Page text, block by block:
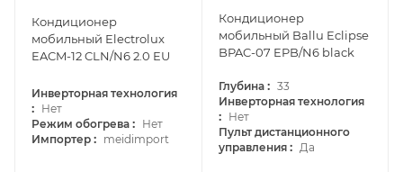
Кондиционер
мобильный Electrolux
EACM-12 CLN/N6 2.0 EU
Инверторная технология
: Нет
Режим обогрева : Нет
Импортер : meidimport
Кондиционер
мобильный Ballu Eclipse
BPAC-07 EPB/N6 black
Глубина : 33
Инверторная технология
:
Нет
Пульт дистанционного
управления : Да